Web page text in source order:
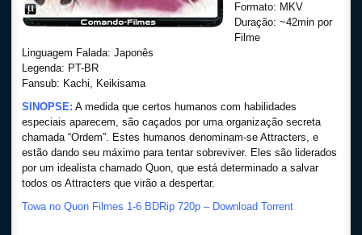
Formato: MKV
Duração: ~42min por
Filme
Linguagem Falada: Japonês
Legenda: PT-BR
Fansub: Kachi, Keikisama
SINOPSE: A medida que certos humanos com habilidades
especiais aparecem, são caçados por uma organização secreta
chamada “Ordem”. Estes humanos denominam-se Attracters, e
estão dando seu máximo para tentar sobreviver. Eles são liderados
por um idealista chamado Quon, que está determinado a salvar
todos os Attracters que virão a despertar.
Towa no Quon Filmes 1-6 BDRip 720p – Download Torrent